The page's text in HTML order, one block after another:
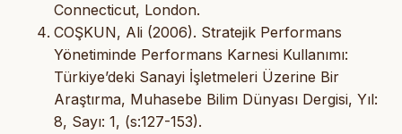
Connecticut, London.
COŞKUN, Ali (2006). Stratejik Performans
Yönetiminde Performans Karnesi Kullanımı:
Türkiye’deki Sanayi İşletmeleri Üzerine Bir
Araştırma, Muhasebe Bilim Dünyası Dergisi, Yıl:
8, Sayı: 1, (s:127-153).